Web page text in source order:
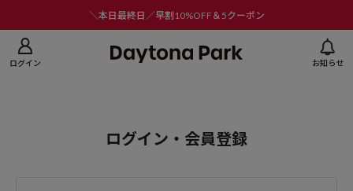
＼本日最終日／早割10%OFF＆5クーポン
ログイン お知らせ
ログイン・会員登録